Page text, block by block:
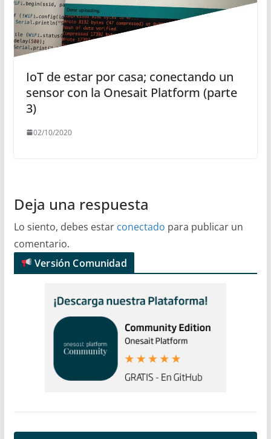
IoT de estar por casa; conectando un
sensor con la Onesait Platform (parte
3)
02/10/2020
Deja una respuesta
Lo siento, debes estar conectado para publicar un
comentario.
Versión Comunidad